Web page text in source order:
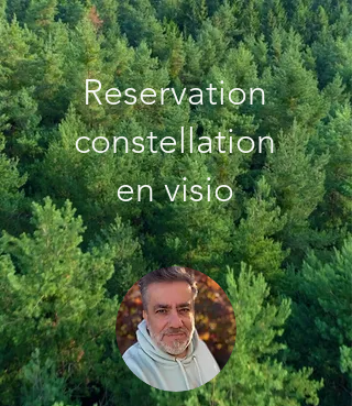
Reservation
constellation
en visio